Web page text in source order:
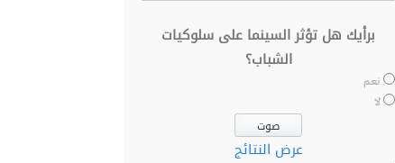
برأيك هل تؤثر السينما على سلوكيات
الشباب؟
نعم
لا
عرض النتائج